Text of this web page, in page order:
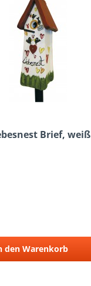
Brief, weiß
den Warenkorb